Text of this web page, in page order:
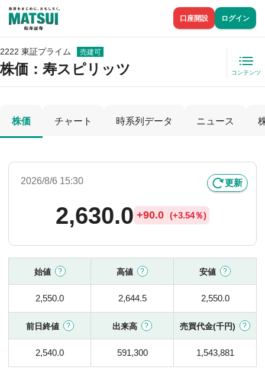
口座開設 ログイン
2222 東証プライム 売建可
株価 ：寿スピリッツ コンテンツ
株価 チャート 時系列データ ニュース
2026/8/6 15:30 更新
2,630.0 +90.0 (+3.54％)
始値 高値 安値
2,550.0 2,644.5 2,550.0
前日終値 出来高 売買代金(千円)
2,540.0 591,300 1,543,881